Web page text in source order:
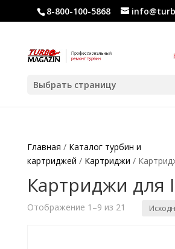
8-800-100-5868
Выбрать страницу
Главная / Каталог турбин и
картриджей / Картриджи /
Картриджи для
Отображение 1–9 из 21